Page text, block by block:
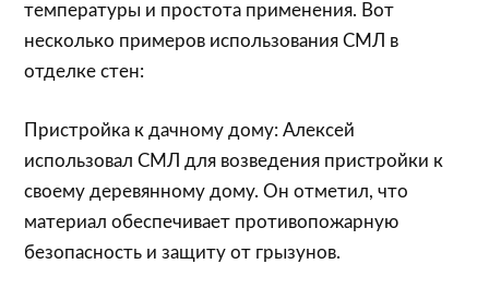
температуры и простота применения. Вот
несколько примеров использования СМЛ в
отделке стен:
Пристройка к дачному дому: Алексей
использовал СМЛ для возведения пристройки к
своему деревянному дому. Он отметил, что
материал обеспечивает противопожарную
безопасность и защиту от грызунов.